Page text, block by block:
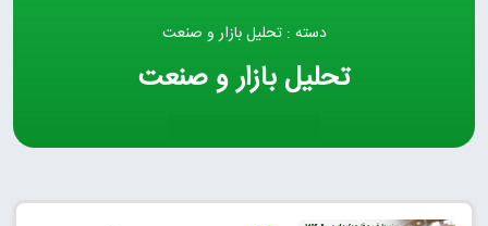
دسته : تحلیل بازار و صنعت
تحلیل بازار و صنعت